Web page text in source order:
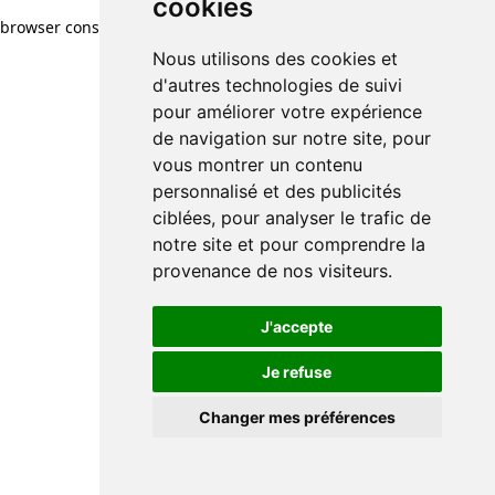
cookies
Nous utilisons des cookies et
d'autres technologies de suivi
pour améliorer votre expérience
de navigation sur notre site, pour
vous montrer un contenu
personnalisé et des publicités
ciblées, pour analyser le trafic de
notre site et pour comprendre la
provenance de nos visiteurs.
J'accepte
Je refuse
Changer mes préférences
browser console for more information)